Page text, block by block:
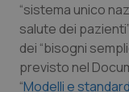
“sistema unico
salute dei pazienti”
dei “bisogni
previsto nel
“Modelli e